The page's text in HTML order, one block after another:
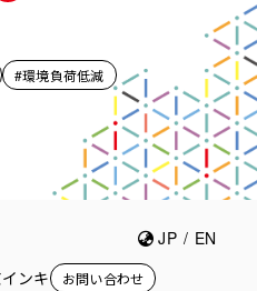
#環境負荷低減
JP / EN
ンキ お問い合わせ